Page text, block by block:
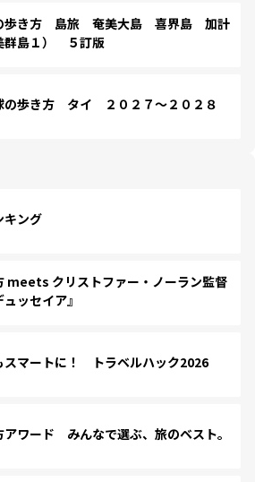
歩き方 島旅 奄美大島 喜界島 加計
群島１） ５訂版
歩き方 タイ ２０２７～２０２８
キング
meets クリストファー・ノーラン監督
ッセイア』
スマートに！ トラベルハック2026
アワード みんなで選ぶ、旅のベスト。